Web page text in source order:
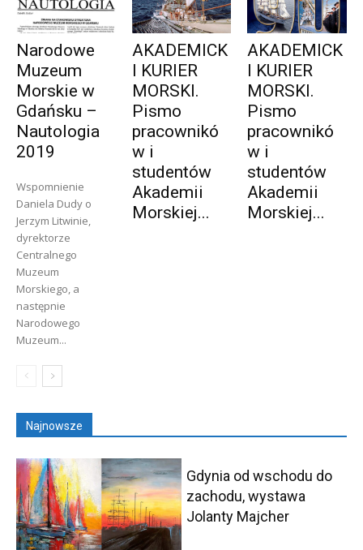
Narodowe
Muzeum
Morskie w
Gdańsku –
Nautologia
2019
Wspomnienie
Daniela Dudy o
Jerzym Litwinie,
dyrektorze
Centralnego
Muzeum
Morskiego, a
następnie
Narodowego
Muzeum...
AKADEMICK
I KURIER
MORSKI.
Pismo
pracownikó
w i
studentów
Akademii
Morskiej...
AKADEMICK
I KURIER
MORSKI.
Pismo
pracownikó
w i
studentów
Akademii
Morskiej...
Najnowsze
Gdynia od wschodu do
zachodu, wystawa
Jolanty Majcher